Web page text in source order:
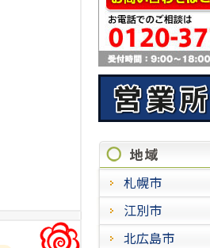
札幌市
江別市
北広島市